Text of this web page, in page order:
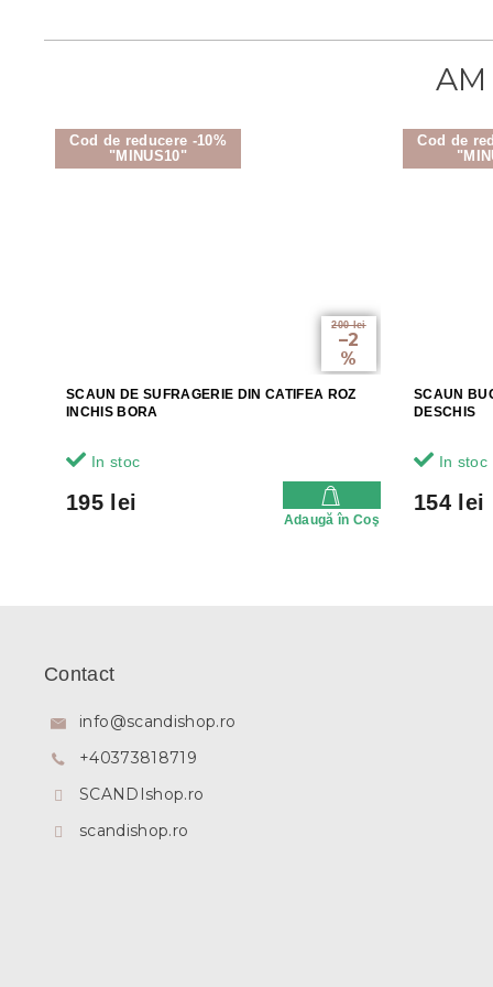
Cod de reducere -10%
"MINUS10"
200 lei
–2
%
SCAUN DE SUFRAGERIE DIN CATIFEA ROZ
INCHIS BORA
In stoc
195 lei
Adaugă în Coş
Cod de
SCAUN
DESCHIS
In stoc
154 lei
Contact
info@scandishop.ro
+40373818719
SCANDIshop.ro
scandishop.ro